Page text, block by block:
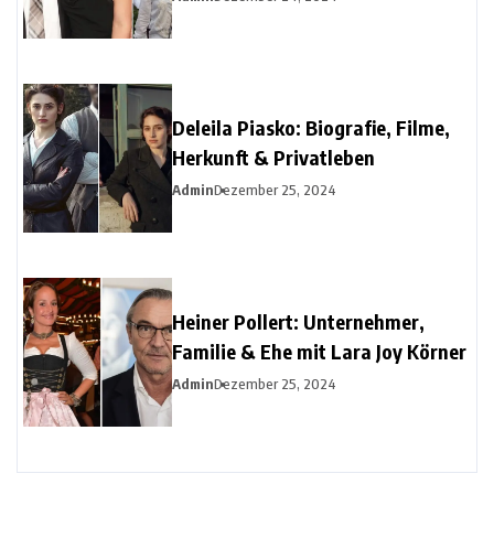
Deleila Piasko: Biografie, Filme,
Herkunft & Privatleben
AdminDezember 25, 2024
Heiner Pollert: Unternehmer,
Familie & Ehe mit Lara Joy Körner
AdminDezember 25, 2024